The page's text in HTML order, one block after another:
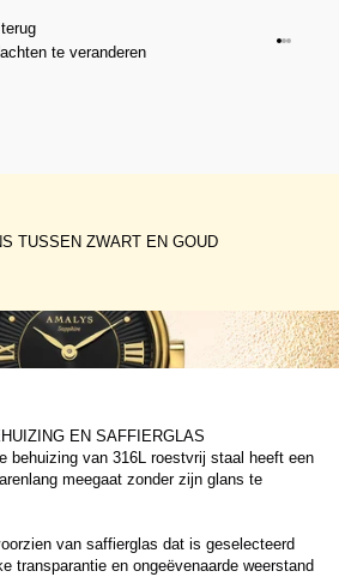
te veranderen
Ga naar
Ga
Ga
TUSSEN ZWART EN GOUD
EN SAFFIERGLAS
behuizing van 316L roestvrij staal heeft een
meegaat zonder zijn glans te
van saffierglas dat is geselecteerd
transparantie en ongeëvenaarde weerstand